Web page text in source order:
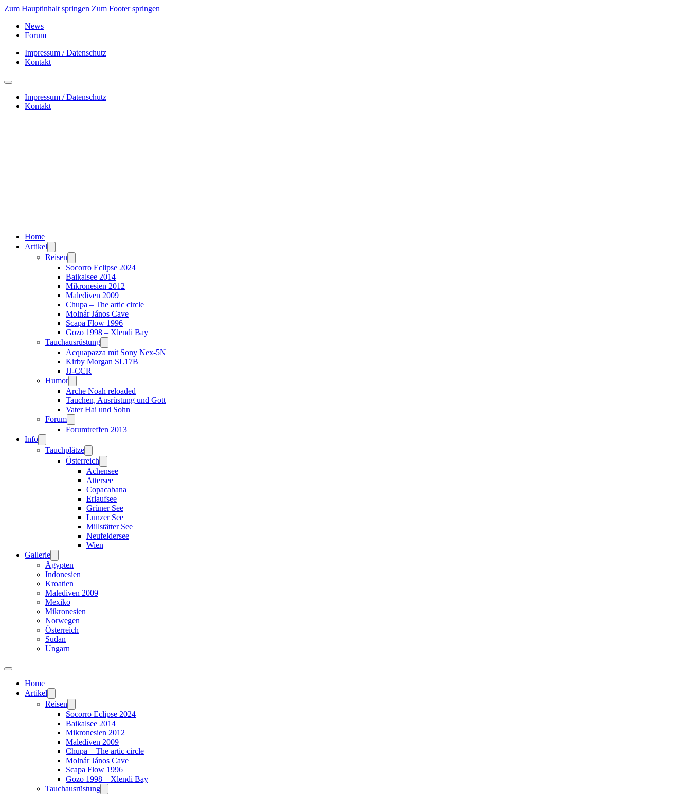
Zum Hauptinhalt springen Zum Footer springen
News
Forum
Impressum / Datenschutz
Kontakt
Impressum / Datenschutz
Kontakt
Home
Artikel
Reisen
Socorro Eclipse 2024
Baikalsee 2014
Mikronesien 2012
Malediven 2009
Chupa – The artic circle
Molnár János Cave
Scapa Flow 1996
Gozo 1998 – Xlendi Bay
Tauchausrüstung
Acquapazza mit Sony Nex-5N
Kirby Morgan SL17B
JJ-CCR
Humor
Arche Noah reloaded
Tauchen, Ausrüstung und Gott
Vater Hai und Sohn
Forum
Forumtreffen 2013
Info
Tauchplätze
Österreich
Achensee
Attersee
Copacabana
Erlaufsee
Grüner See
Lunzer See
Millstätter See
Neufeldersee
Wien
Gallerie
Ägypten
Indonesien
Kroatien
Malediven 2009
Mexiko
Mikronesien
Norwegen
Österreich
Sudan
Ungarn
Home
Artikel
Reisen
Socorro Eclipse 2024
Baikalsee 2014
Mikronesien 2012
Malediven 2009
Chupa – The artic circle
Molnár János Cave
Scapa Flow 1996
Gozo 1998 – Xlendi Bay
Tauchausrüstung